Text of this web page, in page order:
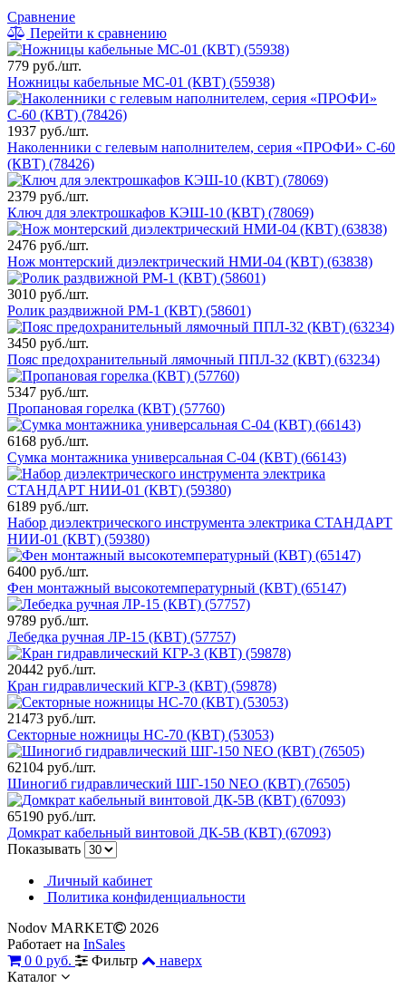
Сравнение
Перейти к сравнению
779 руб./шт.
Ножницы кабельные MC-01 (КВТ) (55938)
1937 руб./шт.
Наколенники с гелевым наполнителем, серия «ПРОФИ» С-60
(КВТ) (78426)
2379 руб./шт.
Ключ для электрошкафов КЭШ-10 (КВТ) (78069)
2476 руб./шт.
Нож монтерский диэлектрический НМИ-04 (КВТ) (63838)
3010 руб./шт.
Ролик раздвижной РМ-1 (КВТ) (58601)
3450 руб./шт.
Пояс предохранительный лямочный ППЛ-32 (КВТ) (63234)
5347 руб./шт.
Пропановая горелка (КВТ) (57760)
6168 руб./шт.
Сумка монтажника универсальная С-04 (КВТ) (66143)
6189 руб./шт.
Набор диэлектрического инструмента электрика СТАНДАРТ
НИИ-01 (КВТ) (59380)
6400 руб./шт.
Фен монтажный высокотемпературный (КВТ) (65147)
9789 руб./шт.
Лебедка ручная ЛР-15 (КВТ) (57757)
20442 руб./шт.
Кран гидравлический КГР-3 (КВТ) (59878)
21473 руб./шт.
Секторные ножницы НС-70 (КВТ) (53053)
62104 руб./шт.
Шиногиб гидравлический ШГ-150 NEO (КВТ) (76505)
65190 руб./шт.
Домкрат кабельный винтовой ДК-5В (КВТ) (67093)
Показывать
Личный кабинет
Политика конфиденциальности
Nodov MARKET
2026
Работает на InSales
0 0 руб. Фильтр
наверх
Каталог